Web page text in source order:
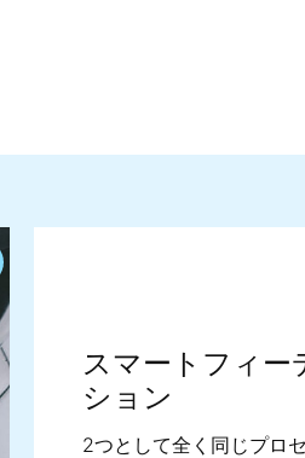
View full screen
スマートフィー
ション
2つとして全く同じプロ